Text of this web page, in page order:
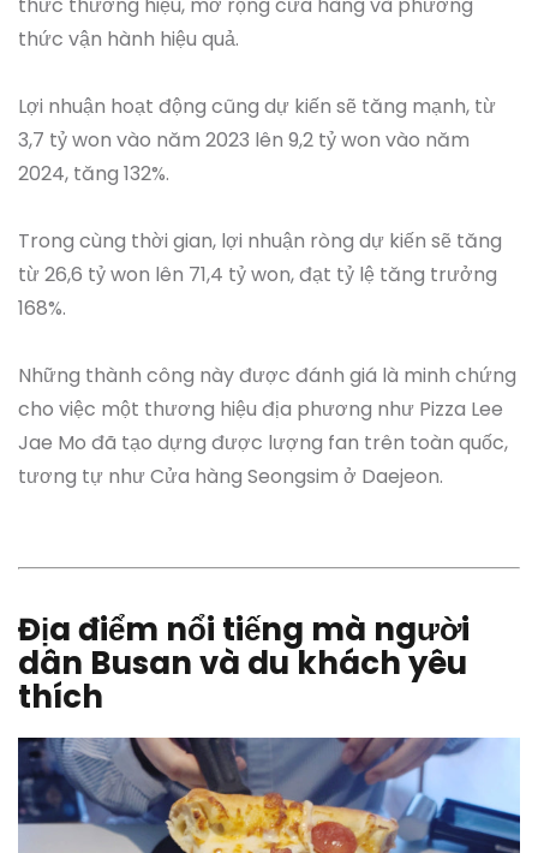
thức vận hành hiệu quả.
Lợi nhuận hoạt động cũng dự kiến sẽ tăng mạnh, từ
3,7 tỷ won vào năm 2023 lên 9,2 tỷ won vào năm
2024, tăng 132%.
Trong cùng thời gian, lợi nhuận ròng dự kiến sẽ tăng
từ 26,6 tỷ won lên 71,4 tỷ won, đạt tỷ lệ tăng trưởng
168%.
Những thành công này được đánh giá là minh chứng
cho việc một thương hiệu địa phương như Pizza Lee
Jae Mo đã tạo dựng được lượng fan trên toàn quốc,
tương tự như Cửa hàng Seongsim ở Daejeon.
Địa điểm nổi tiếng mà người
dân Busan và du khách yêu
thích